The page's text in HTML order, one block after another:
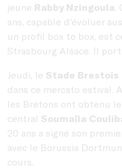
jeune Rabby Nzingoula.
ans, capable d'évoluer
un profil box to box, est
Strasbourg Alsace. Il
Jeudi, le Stade Brestois
dans ce mercato estival.
les Bretons ont obtenu
central Soumaïla
20 ans a signé son
avec le Borussia
cours.